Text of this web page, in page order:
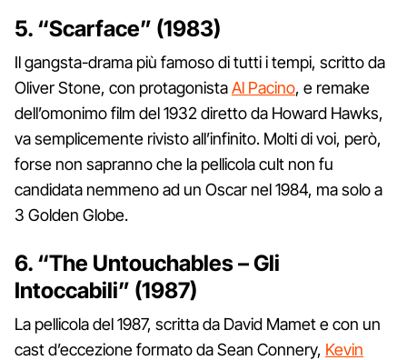
5. “Scarface” (1983)
Il gangsta-drama più famoso di tutti i tempi, scritto da
Oliver Stone, con protagonistaAl Pacino, e remake
dell’omonimo film del 1932 diretto da Howard Hawks,
va semplicemente rivisto all’infinito. Molti di voi, però,
forse non sapranno che la pellicola cult non fu
candidata nemmeno ad un Oscar nel 1984, ma solo a
3 Golden Globe.
6. “The Untouchables – Gli
Intoccabili” (1987)
La pellicola del 1987, scritta da David Mamet e con un
cast d’eccezione formato da Sean Connery, Kevin